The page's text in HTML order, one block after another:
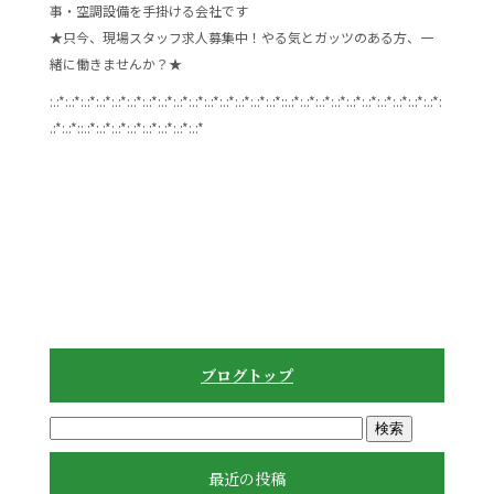
事・空調設備を手掛ける会社です
★只今、現場スタッフ求人募集中！やる気とガッツのある方、一
緒に働きませんか？★
:.:*:.:*:.:*:.:*:.:*:.:*:.:*:.:*:.:*:.:*:.:*:.:*:.:*:.:*:.:*::.:*:.:*:.:*:.:*:.:*:.:*:.:*:.:*:.:*:.:*:
.:*:.:*::.:*:.:*:.:*:.:*:.:*:.:*:.:*:.:*
ブログトップ
最近の投稿